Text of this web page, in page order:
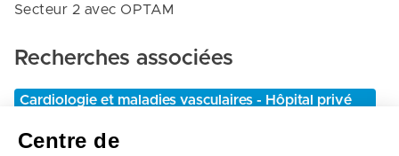
Secteur 2 avec OPTAM
Recherches associées
Cardiologie et maladies vasculaires - Hôpital privé
Le-havre
Centre de